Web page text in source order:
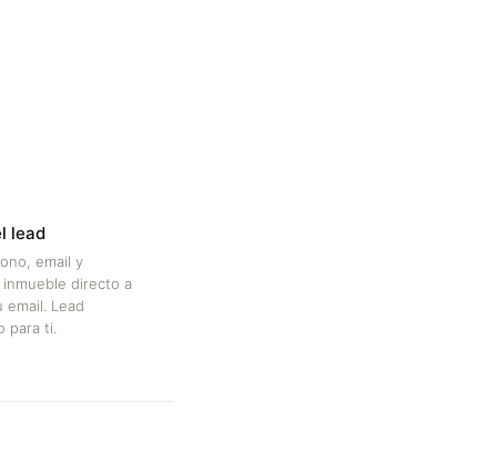
lead
email y
directo a
Lead
para ti.